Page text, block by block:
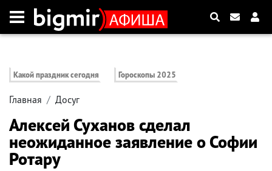
Какой праздник сегодня Гороскопы 2025
Главная Досуг
Алексей Суханов сделал
неожиданное заявление о Софии
Ротару